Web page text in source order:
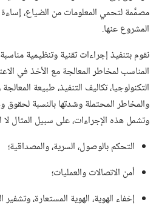
مصمَّمة لتحمي المعلومات من الضياع،‏
المشروع عنها.‏
نقوم بتنفيذ إجراءات تقنية وتنظيمية
المناسب لمخاطر المعالجة مع الأخذ في
التكنولوجيا،‏ تكاليف التنفيذ،‏ طبيعة
والمخاطر المحتملة وشدتها بالنسبة
وتشمل هذه الإجراءات،‏ على سبيل المثال لا
التحكم بالوصول،‏ السرية،‏ والمصداقية؛‏
أمن الاتصالات والعمليات؛‏
إخفاء الهوية،‏ الهوية المستعارة،‏